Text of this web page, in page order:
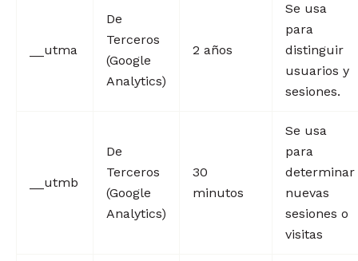
__utma
De
Terceros
(Google
Analytics)
2 años
Se usa
para
distinguir
usuarios y
sesiones.
__utmb
De
Terceros
(Google
Analytics)
30
minutos
Se usa
para
determinar
nuevas
sesiones o
visitas